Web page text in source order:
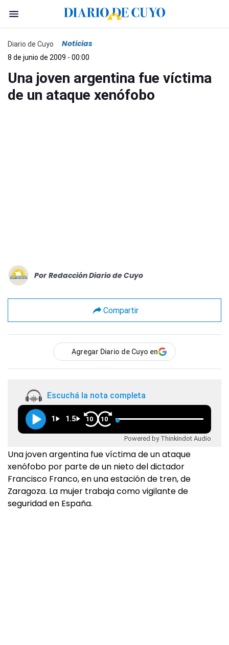
Diario de Cuyo Noticias
8 de junio de 2009 - 00:00
Una joven argentina fue víctima
de un ataque xenófobo
Por Redacción Diario de Cuyo
Compartir
Agregar Diario de Cuyo en
Escuchá la nota completa
1 1.5 10 10
Powered by Thinkindot Audio
Una joven argentina fue víctima de un ataque
xenófobo por parte de un nieto del dictador
Francisco Franco, en una estación de tren, de
Zaragoza. La mujer trabaja como vigilante de
seguridad en España.